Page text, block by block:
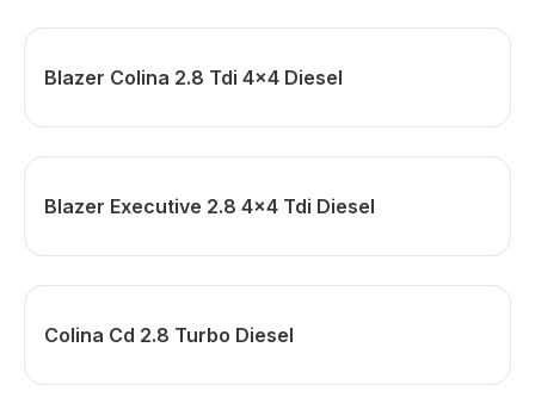
Blazer Colina 2.8 Tdi 4x4 Diesel
Blazer Executive 2.8 4x4 Tdi Diesel
Colina Cd 2.8 Turbo Diesel